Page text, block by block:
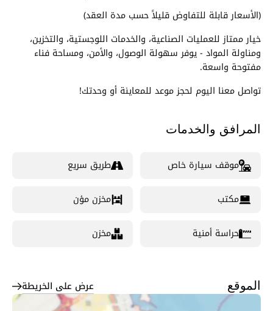
(الأسعار قابلة للتفاوض قليلاً حسب مدة العقد)
خيار ممتاز للعمليات الصناعية، والخدمات اللوجستية، والتخزين،
ومناولة المواد - يوفر سهولة الوصول، والأمن، ومساحة فناء
مفتوحة واسعة.
تواصل معنا اليوم لحجز موعد للمعاينة أو وحدتك!
المرافق والخدمات
موقف سيارة خاص طريق سريع
مكتب مخزن مؤن
حراسة أمنية مخزن
الموقع عرض على الخريطة